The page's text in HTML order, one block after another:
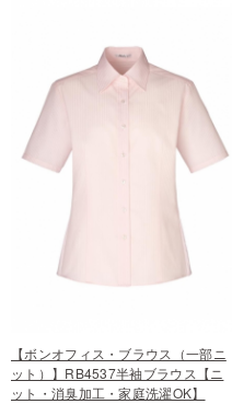
【ボンオフィス・ブラウス（一部ニ
ット）】RB4537半袖ブラウス【ニ
ット・消臭加工・家庭洗濯OK】